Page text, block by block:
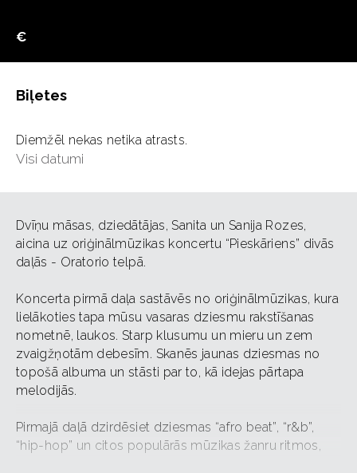
€
Biļetes
Diemžēl nekas netika atrasts.
Visi datumi
Dvīņu māsas, dziedātājas, Sanita un Sanija Rozes,
aicina uz oriģinālmūzikas koncertu “Pieskāriens” divās
daļās - Oratorio telpā.
Koncerta pirmā daļa sastāvēs no oriģinālmūzikas, kura
lielākoties tapa mūsu vasaras dziesmu rakstīšanas
nometnē, laukos. Starp klusumu un mieru un zem
zvaigžņotām debesīm. Skanēs jaunas dziesmas no
topošā albuma un stāsti par to, kā idejas pārtapa
melodijās.
Pirmajā daļā dzirdēsiet dziesmas “afro beat”, “r&b”,
“hip-hop” un citos populārās mūzikas žanru ritmos,